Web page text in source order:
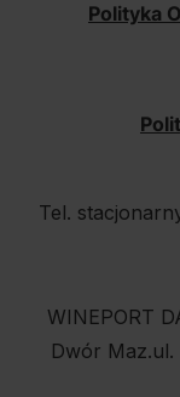
Polityka
Tel.
WINEPORT
Dwór Maz.